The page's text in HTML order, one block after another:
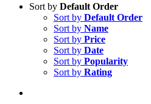
Sort by Default Order
Sort by Default Order
Sort by Name
Sort by Price
Sort by Date
Sort by Popularity
Sort by Rating